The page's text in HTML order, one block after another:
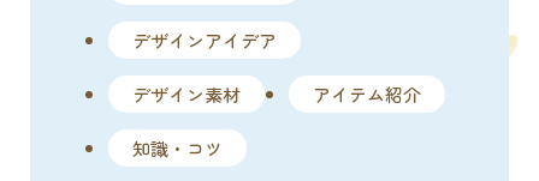
デザインアイデア
デザイン素材 アイテム紹介
知識・コツ